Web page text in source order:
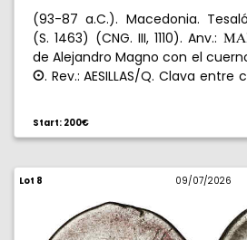
(93-87 a.C.). Macedonia.
(S. 1463) (CNG. III, 1110). Anv.:
de Alejandro Magno con el
B. Rev.: AESILLAS/Q. Clava
16,16 g. MBC+.
Start: 200€
Lot 8 09/07/2026